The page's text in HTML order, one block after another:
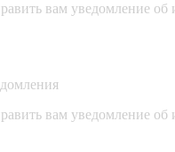
вам уведомление об
вам уведомление об